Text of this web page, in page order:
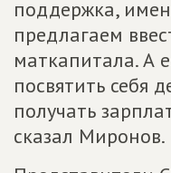
поддержка,
предлагаем
маткапитала. А
посвятить себя
получать
сказал Миронов.